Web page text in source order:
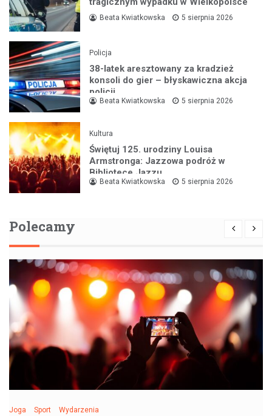
Beata Kwiatkowska 5 sierpnia 2026
Policja
38-latek aresztowany za kradzież
konsoli do gier – błyskawiczna akcja
policji
Beata Kwiatkowska 5 sierpnia 2026
Kultura
Świętuj 125. urodziny Louisa
Armstronga: Jazzowa podróż w
Bibliotece Jazzu
Beata Kwiatkowska 5 sierpnia 2026
Polecamy
Joga Sport Wydarzenia